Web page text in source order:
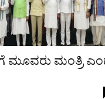
ಮೂವರು ಮಂತ್ರಿ